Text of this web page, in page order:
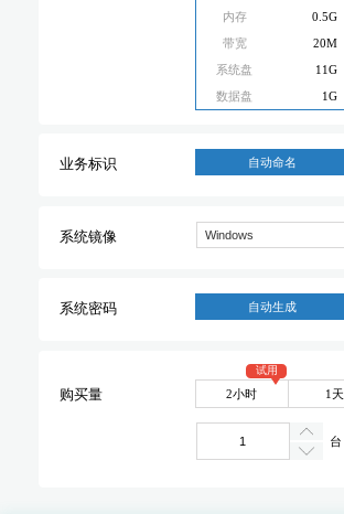
内存
0.5G
带宽
20M
系统盘
11G
数据盘
1G
业务标识 自动命名
系统镜像
系统密码 自动生成
购买量 2小时
试用
1天
台